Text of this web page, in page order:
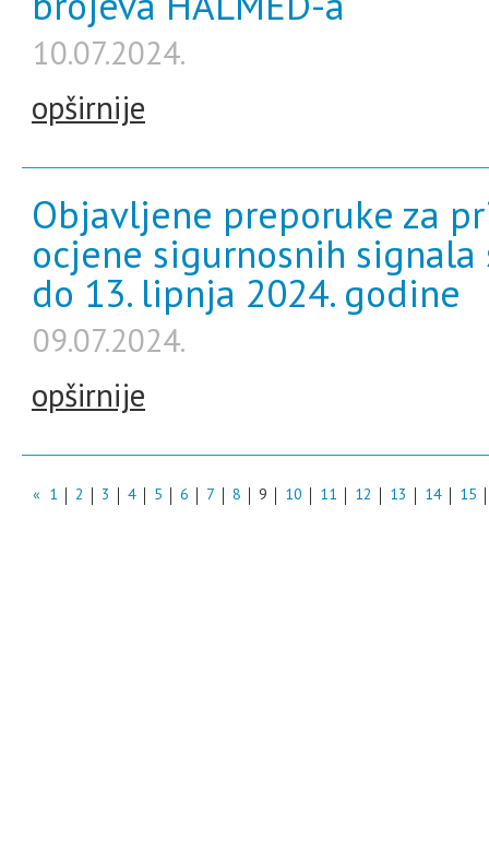
10.07.2024.
opširnije
Objavljene preporuke za
ocjene sigurnosnih signala
do 13. lipnja 2024. godine
09.07.2024.
opširnije
« 1 2 3 4 5 6 7 8 9 10 11 12 13 14 15